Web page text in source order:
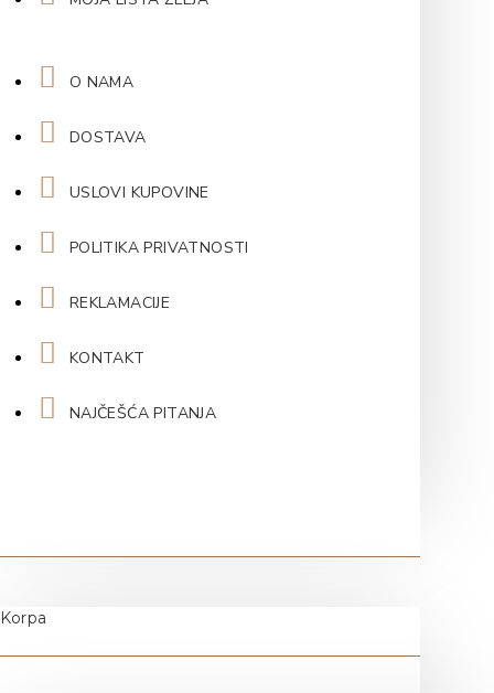
O NAMA
DOSTAVA
USLOVI KUPOVINE
POLITIKA PRIVATNOSTI
REKLAMACIJE
KONTAKT
NAJČEŠĆA PITANJA
Korpa